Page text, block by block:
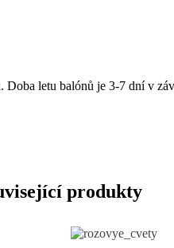
letu balónů je 3-7 dní v
produkty